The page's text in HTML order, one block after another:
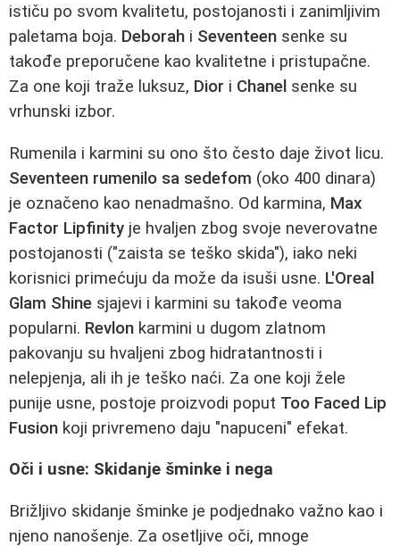
ističu po svom kvalitetu, postojanosti i zanimljivim
paletama boja. Deborah i Seventeen senke su
takođe preporučene kao kvalitetne i pristupačne.
Za one koji traže luksuz, Dior i Chanel senke su
vrhunski izbor.
Rumenila i karmini su ono što često daje život licu.
Seventeen rumenilo sa sedefom (oko 400 dinara)
je označeno kao nenadmašno. Od karmina, Max
Factor Lipfinity je hvaljen zbog svoje neverovatne
postojanosti ("zaista se teško skida"), iako neki
korisnici primećuju da može da isuši usne. L'Oreal
Glam Shine sjajevi i karmini su takođe veoma
popularni. Revlon karmini u dugom zlatnom
pakovanju su hvaljeni zbog hidratantnosti i
nelepjenja, ali ih je teško naći. Za one koji žele
punije usne, postoje proizvodi poput Too Faced Lip
Fusion koji privremeno daju "napuceni" efekat.
Oči i usne: Skidanje šminke i nega
Brižljivo skidanje šminke je podjednako važno kao i
njeno nanošenje. Za osetljive oči, mnoge